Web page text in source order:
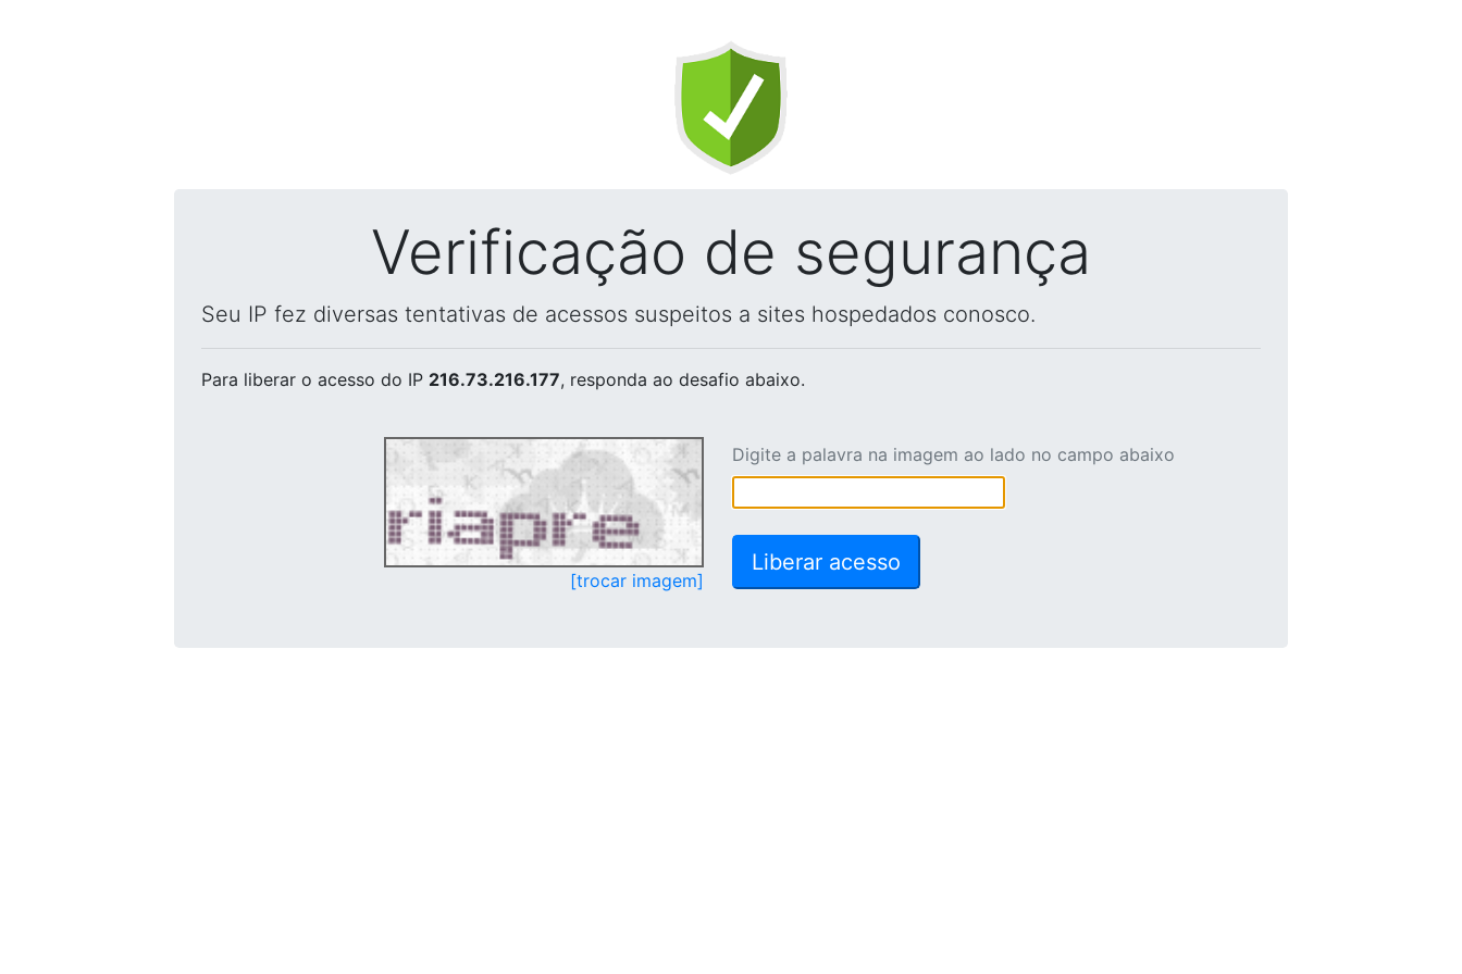
Verificação de segurança
Seu IP fez diversas tentativas de acessos suspeitos a sites hospedados conosco.
Para liberar o acesso do IP 216.73.216.177, responda ao desafio abaixo.
[trocar imagem]
Digite a palavra na imagem ao lado no campo abaixo